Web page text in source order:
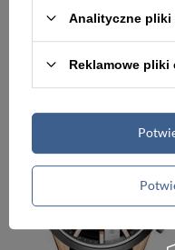
Analityczne pliki
Reklamowe pliki